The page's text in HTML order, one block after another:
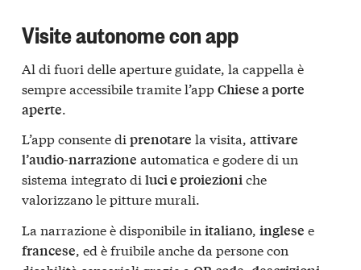
Visite autonome con app
Al di fuori delle aperture guidate, la cappella è
sempre accessibile tramite l’appChiese a porte
aperte.
L’app consente di prenotare la visita, attivare
l’audio-narrazione automatica e godere di un
sistema integrato di luci e proiezioniche
valorizzano le pitture murali.
La narrazione è disponibile in italiano, inglese e
francese, ed è fruibile anche da persone con